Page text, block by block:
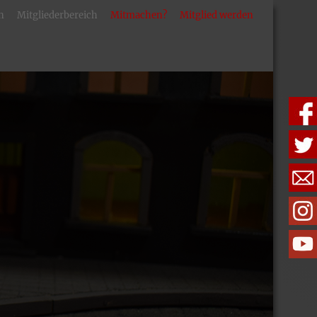
Mitgliederbereich Mitmachen? Mitglied werden